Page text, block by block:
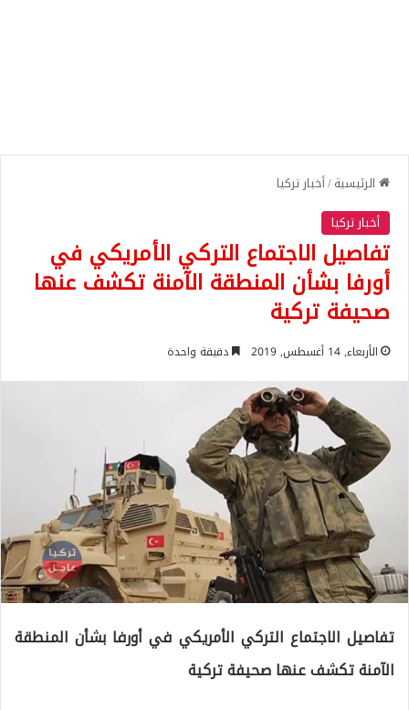
الرئيسية/أخبار تركيا
أخبار تركيا
تفاصيل الاجتماع التركي الأمريكي في
أورفا بشأن المنطقة الآمنة تكشف عنها
صحيفة تركية
الأربعاء, 14 أغسطس, 2019 دقيقة واحدة
تفاصيل الاجتماع التركي الأمريكي في أورفا بشأن المنطقة
الآمنة تكشف عنها صحيفة تركية